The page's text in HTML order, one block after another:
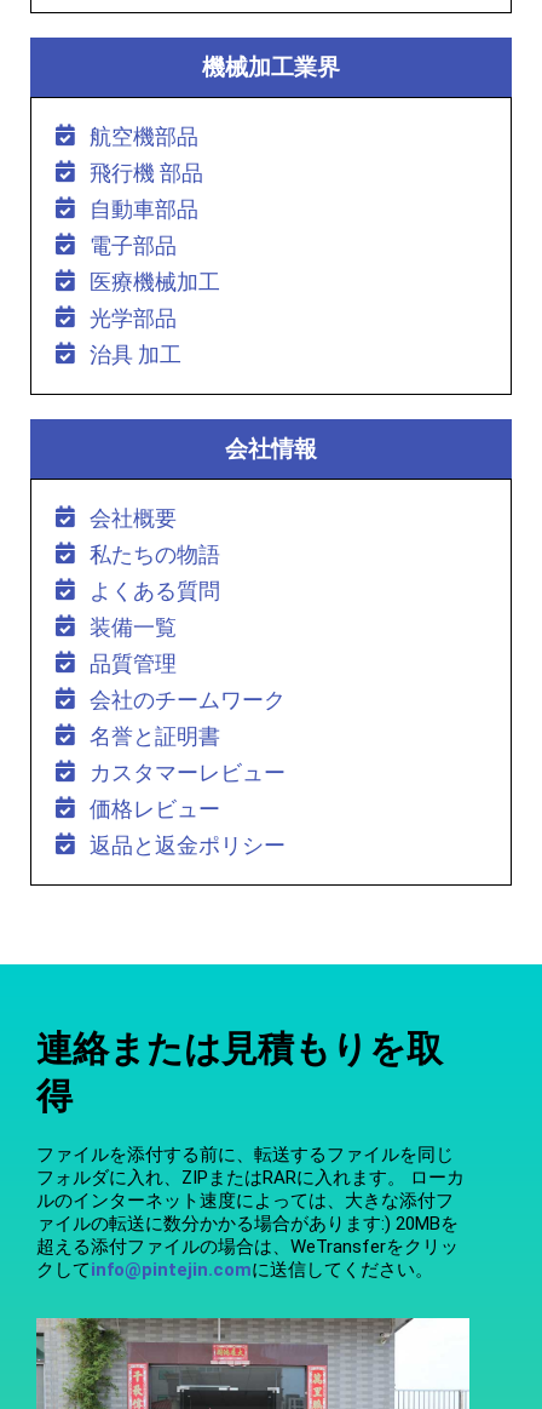
機械加工業界
航空機部品
飛行機 部品
自動車部品
電子部品
医療機械加工
光学部品
治具 加工
会社情報
会社概要
私たちの物語
よくある質問
装備一覧
品質管理
会社のチームワーク
名誉と証明書
カスタマーレビュー
価格レビュー
返品と返金ポリシー
連絡または見積もりを取
得
ファイルを添付する前に、転送するファイルを同じ
フォルダに入れ、ZIPまたはRARに入れます。 ローカ
ルのインターネット速度によっては、大きな添付フ
ァイルの転送に数分かかる場合があります:) 20MBを
超える添付ファイルの場合は、WeTransferをクリッ
クしてinfo@pintejin.comに送信してください。